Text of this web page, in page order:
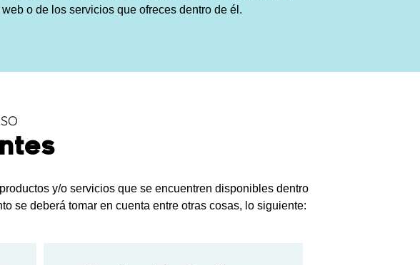
o de los servicios que ofreces dentro de él.
y/o servicios que se encuentren disponibles dentro
se deberá tomar en cuenta entre otras cosas, lo siguiente: